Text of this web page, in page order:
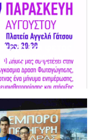
και φέτος
και
Νωτιαία Μυϊκή